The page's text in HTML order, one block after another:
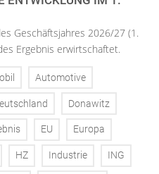
Geschäftsjahres 2026/27 (1.
Ergebnis erwirtschaftet.
Automotive
Donawitz
EU Europa
HZ Industrie ING